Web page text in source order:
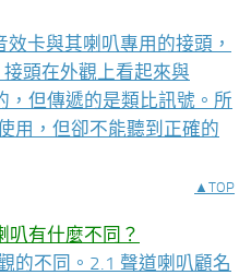
效卡與其喇叭專用的接頭，
頭在外觀上看起來與
，但傳遞的是類比訊號。所
用，但卻不能聽到正確的
▲TOP
叭有什麼不同？
的不同。2.1 聲道喇叭顧名